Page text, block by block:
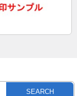
SEARCH